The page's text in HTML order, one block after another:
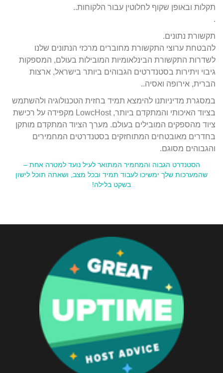
תקלות ובאופן שקוף לחלוטין עבור הלקוחות..
.
תקשורת נתונים.
להבטחת ערוצי התקשורת מחוברים מרכזי הנתונים שלנו
לשדרות התקשורת הבינלאומיות המובילות בעולם, המספקות
גיבוי ויתירות בסטנדרטים הגבוהים ביותר בישראל, ארצות
הברית, אירופה ואסיה..
במסגרת מדיניותנו להימצא תמיד בחזית הטכנולוגיה ולהשתמש
בציוד האיכותי והמתקדם ביותר, LowcHost מקפידה על רכישת
ציוד מהספקים המובילים בעולם. מערך הציוד המתקדם מותקן
בחדרים מאובטחים המתוחזקים בסטנדרטים המחמירים
והגבוהים מסוגם.
הסטנדרט הגבוה והמחמיר המתואר לעיל נועד למטרה אחת –
שהמערכות שלך ימשיכו לעבוד תמיד ובכל מצב, ושאתה תוכל לישון
בשקט בלילה!